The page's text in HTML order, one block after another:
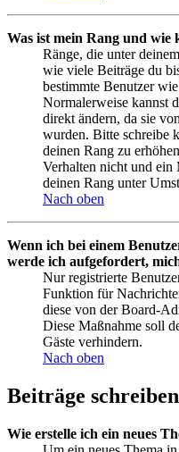
Was ist mein Rang und wie
Ränge, die unter
wie viele Beiträge du
bestimmte Benutzer
Normalerweise kannst
direkt ändern, da sie
wurden. Bitte schreibe
deinen Rang zu
Verhalten nicht und
deinen Rang unter
Nach oben
Wenn ich bei einem
werde ich aufgefordert,
Nur registrierte
Funktion für
diese von der Board-
Diese Maßnahme soll
Gäste verhindern.
Nach oben
Beiträge schreiben
Wie erstelle ich ein neues